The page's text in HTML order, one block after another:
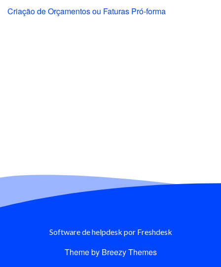
Criação de Orçamentos ou Faturas Pró-forma
Software de helpdesk por Freshdesk
Theme by Breezy Themes